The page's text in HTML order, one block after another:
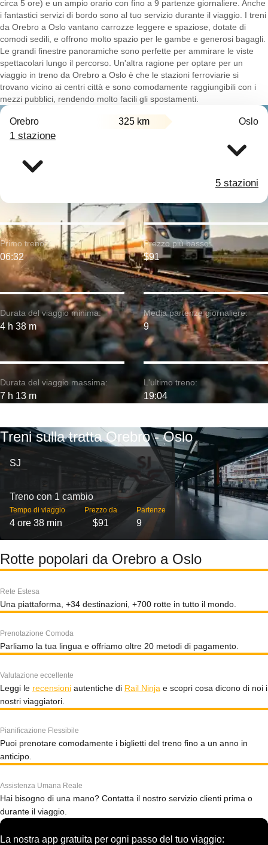
circa 5 ore) e un ampio orario con fino a 9 partenze giornaliere. Anche
i fantastici servizi di bordo sono al tuo servizio durante il viaggio. I treni
da Orebro a Oslo vantano carrozze leggere e spaziose, dotate di
comodi sedili, e offrono molto spazio per le gambe e generosi bagagli.
Le grandi finestre panoramiche sono perfette per ammirare le viste
spettacolari lungo il percorso. Un'altra ragione per optare per un
viaggio in treno da Orebro a Oslo è che le stazioni ferroviarie si
trovano vicino ai centri città e sono comodamente raggiungibili con i
mezzi pubblici, rendendo molto facili gli spostamenti.
Orebro 325 km Oslo
1 stazione
5 stazioni
Durata del viaggio minima:
4 h 38 m
Primo treno:
06:32
Durata del viaggio massima:
7 h 13 m
Prezzo più basso:
$91
Media partenze giornaliere:
9
L'ultimo treno:
19:04
Treni sulla tratta Orebro - Oslo
SJ
Treno con 1 cambio
Tempo di viaggio
4 ore 38 min
Prezzo da
$91
Partenze
9
Rotte popolari da Orebro a Oslo
Rete Estesa
Una piattaforma, +34 destinazioni, +700 rotte in tutto il mondo.
Prenotazione Comoda
Parliamo la tua lingua e offriamo oltre 20 metodi di pagamento.
Valutazione eccellente
Leggi le recensioni autentiche di Rail Ninja e scopri cosa dicono di noi i
nostri viaggiatori.
Pianificazione Flessibile
Puoi prenotare comodamente i biglietti del treno fino a un anno in
anticipo.
Assistenza Umana Reale
Hai bisogno di una mano? Contatta il nostro servizio clienti prima o
durante il viaggio.
La nostra app gratuita per ogni passo del tuo viaggio: